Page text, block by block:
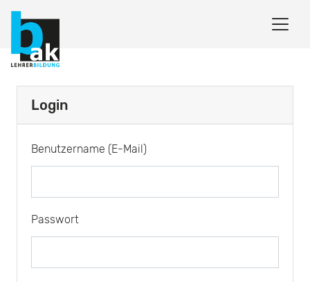
Login
Benutzername (E-Mail)
Passwort